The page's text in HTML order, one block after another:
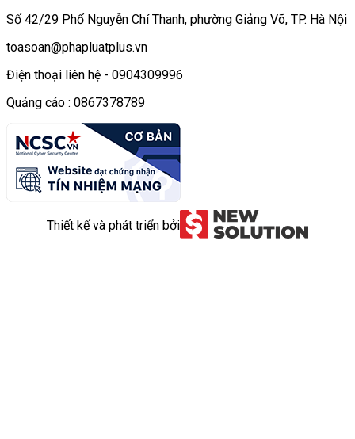
Số 42/29 Phố Nguyễn Chí Thanh, phường Giảng Võ, TP. Hà Nội
toasoan@phapluatplus.vn
Điện thoại liên hệ - 0904309996
Quảng cáo : 0867378789
Thiết kế và phát triển bởi